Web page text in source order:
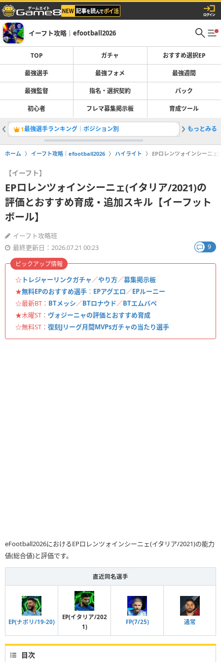
イーフト攻略｜efootball2026
TOP ガチャ おすすめ選択EP
最強選手 最強フォメ 最強週間
最強監督 指名・選択契約 パック
初心者 フレマ募集掲示板 育成ツール
1最強選手ランキング｜ポジション別 2
もっとみる
ホーム イーフト攻略｜efootball2026 ハイライト EPロレンツォインシーニ
【イーフト】
EPロレンツォインシーニェ(イタリア/2021)の
評価とおすすめ育成・追加スキル【イーフット
ボール】
イーフト攻略班
最終更新日：2026.07.21 00:23
9
☆ トレジャーリンクガチャ／やり方／募集掲示板
★無料EPのおすすめ選手 ： EPアグエロ／EPルーニー
☆最新BT： BTメッシ／BTロナウド／BTエムバペ
★木曜ST： ヴォジーニャの評価とおすすめ育成
☆無料ST： 復刻Jリーグ月間MVPsガチャの当たり選手
ピックアップ情報
eFootball2026におけるEPロレンツォインシーニェ(イタリア/2021)の能力
値(総合値)と評価です。
直近同名選手
EP(ナポリ/19-20)
EP(イタリア/202
1)
FP(7/25) 通常
目次